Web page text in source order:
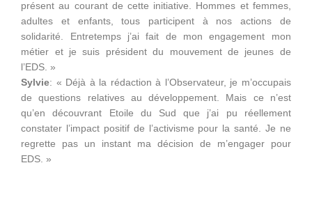
présent au courant de cette initiative. Hommes et femmes,
adultes et enfants, tous participent à nos actions de
solidarité. Entretemps j’ai fait de mon engagement mon
métier et je suis président du mouvement de jeunes de
l’EDS. »
Sylvie: « Déjà à la rédaction à l’Observateur, je m’occupais
de questions relatives au développement. Mais ce n’est
qu’en découvrant Etoile du Sud que j’ai pu réellement
constater l’impact positif de l’activisme pour la santé. Je ne
regrette pas un instant ma décision de m’engager pour
EDS. »